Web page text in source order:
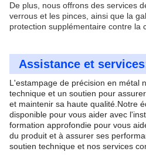
De plus, nous offrons des services
verrous et les pinces, ainsi que la
protection supplémentaire contre la
Assistance et
L'estampage de précision en métal
technique et un soutien pour
et maintenir sa haute qualité.Notre
disponible pour vous aider avec
formation approfondie pour vous
du produit et à assurer ses
soutien technique et nos services